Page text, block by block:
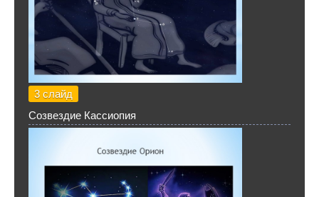
3 слайд
Созвездие Кассиопия